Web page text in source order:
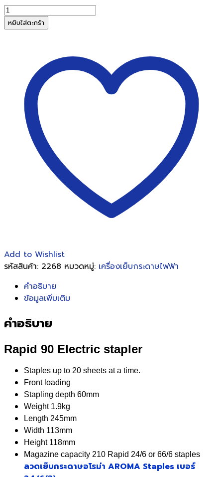
จำนวน
เครื่อง
เย็บ
(Rapid
หยิบใส่ตะกร้า
Add to Wishlist
รหัสสินค้า: 2268 หมวดหมู่: เครื่องเย็บกระดาษไฟฟ้า
คำอธิบาย
ข้อมูลเพิ่มเติม
คำอธิบาย
Rapid 90 Electric stapler
Staples up to 20 sheets at a time.
Front loading
Stapling depth 60mm
Weight 1.9kg
Length 245mm
Width 113mm
Height 118mm
Magazine capacity 210 Rapid 24/6 or 66/6 staples
ลวดเย็บกระดาษอโรม่า AROMA Staples เบอร์